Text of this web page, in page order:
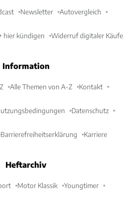
Newsletter Autovergleich
hier kündigen Widerruf digitaler Käufe
Information
Alle Themen von A-Z Kontakt
Datenschutz
Barrierefreiheitserklärung Karriere
Heftarchiv
Motor Klassik Youngtimer